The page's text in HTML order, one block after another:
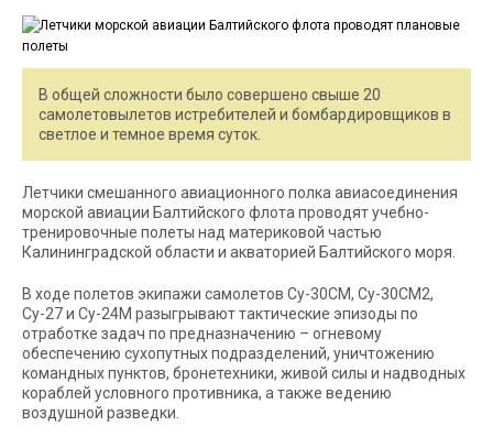
В общей сложности было совершено свыше 20
самолетовылетов истребителей и бомбардировщиков в
светлое и темное время суток.
Летчики смешанного авиационного полка авиасоединения
морской авиации Балтийского флота проводят учебно-
тренировочные полеты над материковой частью
Калининградской области и акваторией Балтийского моря.
В ходе полетов экипажи самолетов Су-30СМ, Су-30СМ2,
Су-27 и Су-24М разыгрывают тактические эпизоды по
отработке задач по предназначению – огневому
обеспечению сухопутных подразделений, уничтожению
командных пунктов, бронетехники, живой силы и надводных
кораблей условного противника, а также ведению
воздушной разведки.